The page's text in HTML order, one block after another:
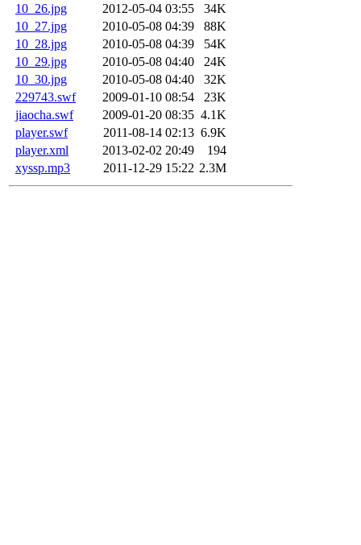
10_26.jpg
2012-05-04 03:55
34K
10_27.jpg
2010-05-08 04:39
88K
10_28.jpg
2010-05-08 04:39
54K
10_29.jpg
2010-05-08 04:40
24K
10_30.jpg
2010-05-08 04:40
32K
229743.swf
2009-01-10 08:54
23K
jiaocha.swf
2009-01-20 08:35 4.1K
player.swf
2011-08-14 02:13 6.9K
player.xml
2013-02-02 20:49
194
xyssp.mp3
2011-12-29 15:22 2.3M